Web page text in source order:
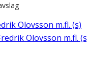
Olovsson m.fl. (s)
Olovsson m.fl.